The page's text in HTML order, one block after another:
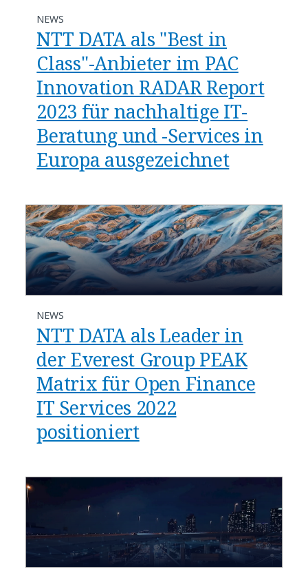
NEWS
NTT DATA als "Best in
Class"-Anbieter im PAC
Innovation RADAR Report
2023 für nachhaltige IT-
Beratung und -Services in
Europa ausgezeichnet
NEWS
NTT DATA als Leader in
der Everest Group PEAK
Matrix für Open Finance
IT Services 2022
positioniert